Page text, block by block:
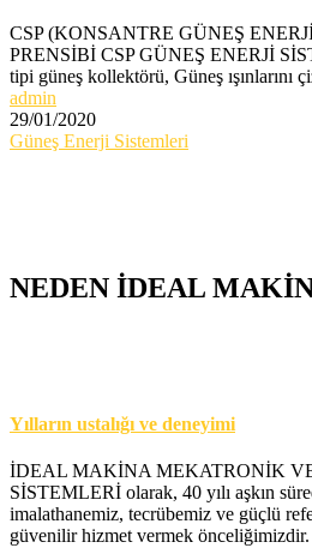
CSP (KONSANTRE GÜNEŞ
PRENSİBİ CSP GÜNEŞ ENERJİ
tipi güneş kollektörü, Güneş ışınlarını
admin
29/01/2020
Güneş Enerji Sistemleri
NEDEN İDEAL
Yılların ustalığı ve deneyimi
İDEAL MAKİNA MEKATRONİK
SİSTEMLERİ olarak, 40 yılı aşkın
imalathanemiz, tecrübemiz ve güçlü
güvenilir hizmet vermek önceliğimizdir.